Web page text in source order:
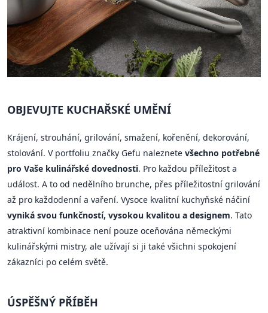
OBJEVUJTE KUCHAŘSKÉ UMĚNÍ
Krájení, strouhání, grilování, smažení, kořenění, dekorování,
stolování. V portfoliu značky Gefu naleznete všechno potřebné
pro Vaše kulinářské dovednosti. Pro každou příležitost a
událost. A to od nedělního brunche, přes příležitostní grilování
až pro každodenní a vaření. Vysoce kvalitní kuchyňské náčiní
vyniká svou funkčností, vysokou kvalitou a designem. Tato
atraktivní kombinace není pouze oceňována německými
kulinářskými mistry, ale užívají si ji také všichni spokojení
zákazníci po celém světě.
ÚSPĚŠNÝ PŘÍBĚH